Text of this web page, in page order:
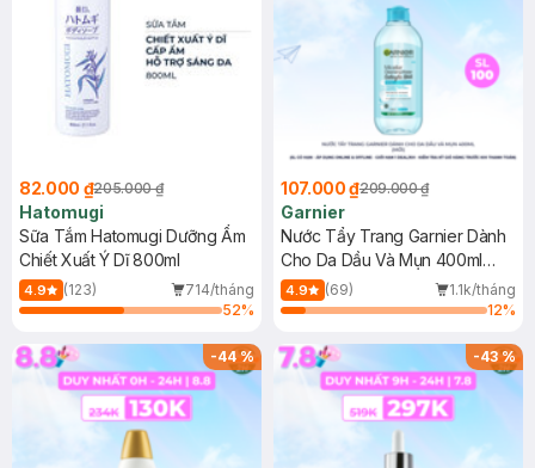
82.000 ₫205.000 ₫
Hatomugi
Sữa Tắm Hatomugi Dưỡng Ẩm
Chiết Xuất Ý Dĩ 800ml
4.9 (123)
714/tháng
52%
107.000 ₫209.000 ₫
Garnier
Nước Tẩy Trang Garnier Dành
Cho Da Dầu Và Mụn 400ml
(Mới)
4.9 (69)
1.1k/tháng
12%
-44% -43%